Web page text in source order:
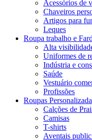
Acessórios de
Chaveiros
Artigos para
Leques
Roupa trabalho e
Alta
Uniformes de
Indústria e
Saúde
Vestuário
Profissões
Roupas
Calções de
Camisas
T-shirts
Aventais